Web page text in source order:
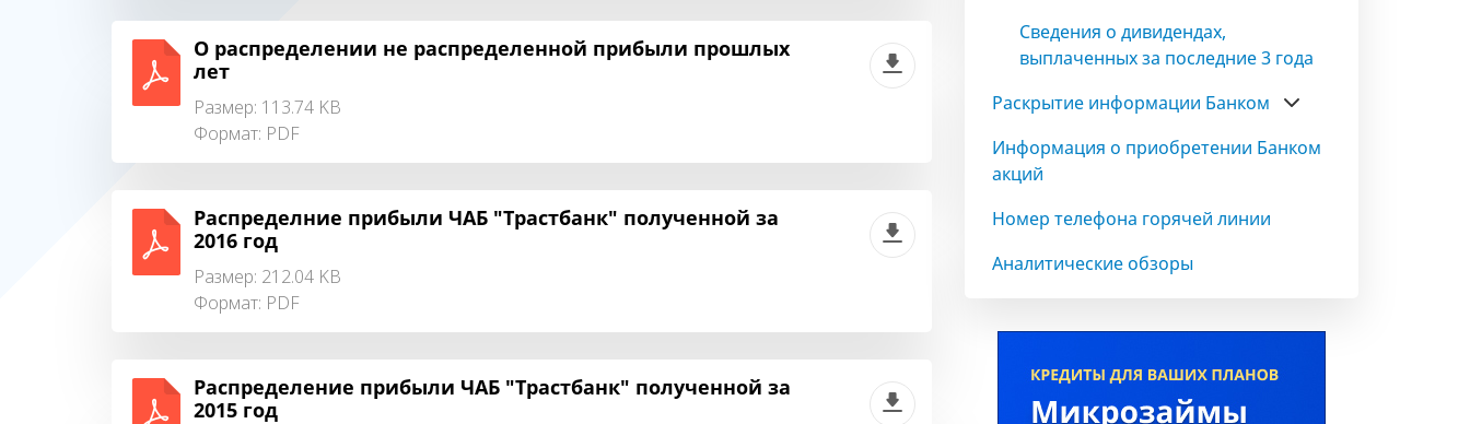
О распределении не распределенной прибыли прошлых
лет
Размер: 113.74 KB
Формат: PDF
Распределние прибыли ЧАБ "Трастбанк" полученной за
2016 год
Размер: 212.04 KB
Формат: PDF
Распределение прибыли ЧАБ "Трастбанк" полученной за
2015 год
Сведения о дивидендах,
выплаченных за последние 3 года
Раскрытие информации Банком
Информация о приобретении Банком
акций
Номер телефона горячей линии
Аналитические обзоры